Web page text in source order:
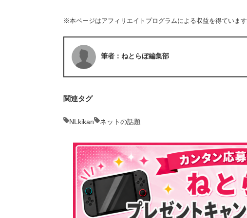
※本ページはアフィリエイトプログラムによる収益を得ています
筆者：ねとらぼ編集部
関連タグ
NLkikan ネットの話題